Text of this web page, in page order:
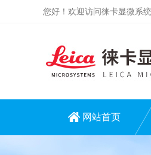
您好！欢迎访问徕卡显微系
网站首页